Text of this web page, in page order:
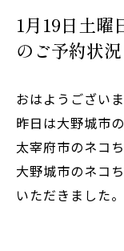
1月19日土曜
のご予約状況
おはようございま
昨日は大野城市
太宰府市のネコ
大野城市のネコ
いただきました。